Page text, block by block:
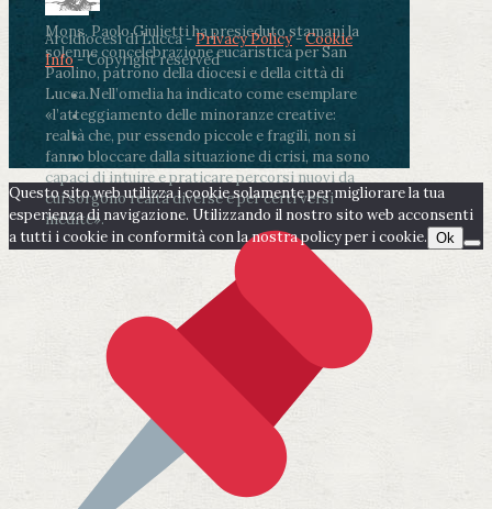
Mons. Paolo Giulietti ha presieduto stamani la
solenne concelebrazione eucaristica per San
Paolino, patrono della diocesi e della città di
Lucca.Nell’omelia ha indicato come esemplare
«l’atteggiamento delle minoranze creative:
realtà che, pur essendo piccole e fragili, non si
fanno bloccare dalla situazione di crisi, ma sono
capaci di intuire e praticare percorsi nuovi da
cui sorgono realtà diverse e per certi versi
inedite».
Arcidiocesi di Lucca -Privacy Policy-Cookie
Info- Copyright reserved
Questo sito web utilizza i cookie solamente per migliorare la tua
esperienza di navigazione. Utilizzando il nostro sito web acconsenti
a tutti i cookie in conformità con la nostra policy per i cookie. Ok